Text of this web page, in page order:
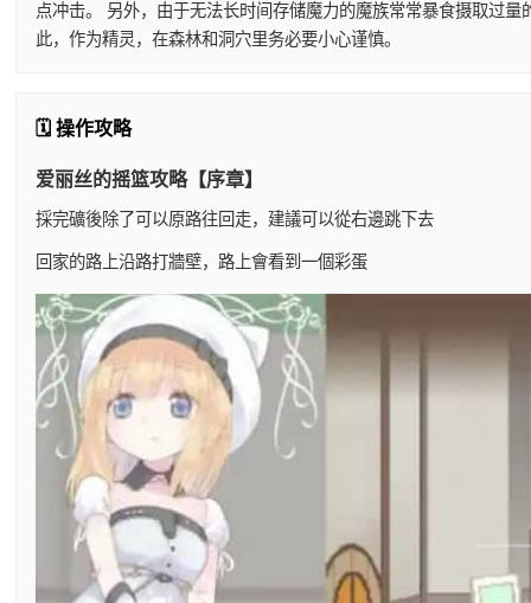
点冲击。 另外，由于无法长时间存储魔力的魔族常常暴食摄取过
此，作为精灵，在森林和洞穴里务必要小心谨慎。
🗓️ 操作攻略
爱丽丝的摇篮攻略【序章】
採完礦後除了可以原路往回走，建議可以從右邊跳下去
回家的路上沿路打牆壁，路上會看到一個彩蛋